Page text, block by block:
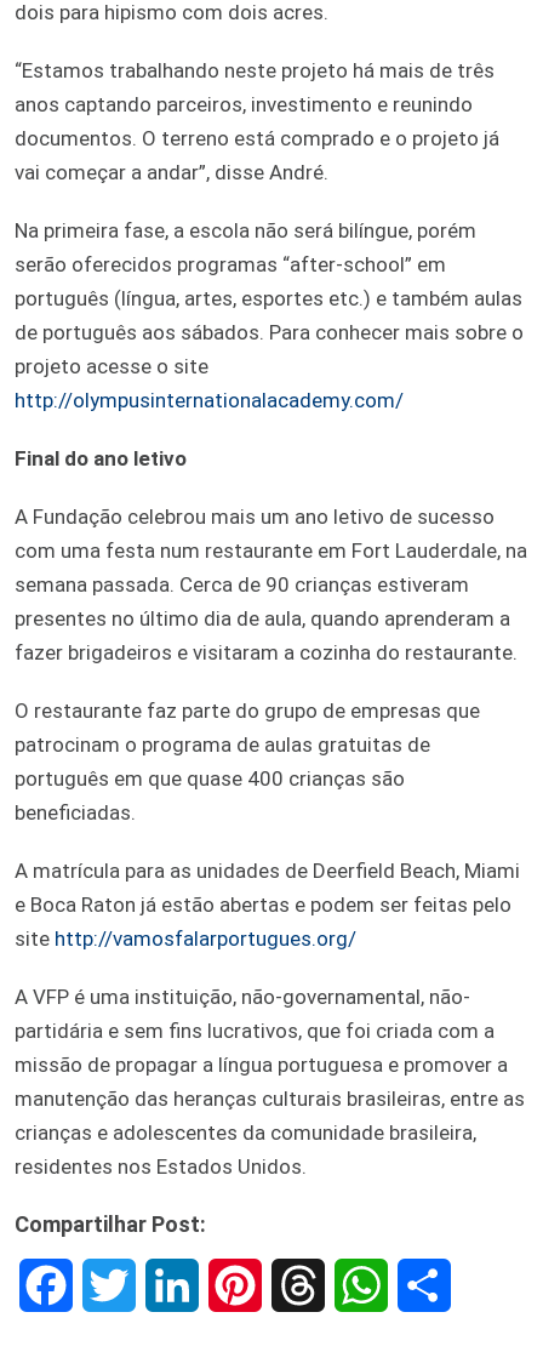
dois para hipismo com dois acres.
“Estamos trabalhando neste projeto há mais de três
anos captando parceiros, investimento e reunindo
documentos. O terreno está comprado e o projeto já
vai começar a andar”, disse André.
Na primeira fase, a escola não será bilíngue, porém
serão oferecidos programas “after-school” em
português (língua, artes, esportes etc.) e também aulas
de português aos sábados. Para conhecer mais sobre o
projeto acesse o site
http://olympusinternationalacademy.com/
Final do ano letivo
A Fundação celebrou mais um ano letivo de sucesso
com uma festa num restaurante em Fort Lauderdale, na
semana passada. Cerca de 90 crianças estiveram
presentes no último dia de aula, quando aprenderam a
fazer brigadeiros e visitaram a cozinha do restaurante.
O restaurante faz parte do grupo de empresas que
patrocinam o programa de aulas gratuitas de
português em que quase 400 crianças são
beneficiadas.
A matrícula para as unidades de Deerfield Beach, Miami
e Boca Raton já estão abertas e podem ser feitas pelo
site http://vamosfalarportugues.org/
A VFP é uma instituição, não-governamental, não-
partidária e sem fins lucrativos, que foi criada com a
missão de propagar a língua portuguesa e promover a
manutenção das heranças culturais brasileiras, entre as
crianças e adolescentes da comunidade brasileira,
residentes nos Estados Unidos.
Compartilhar Post: